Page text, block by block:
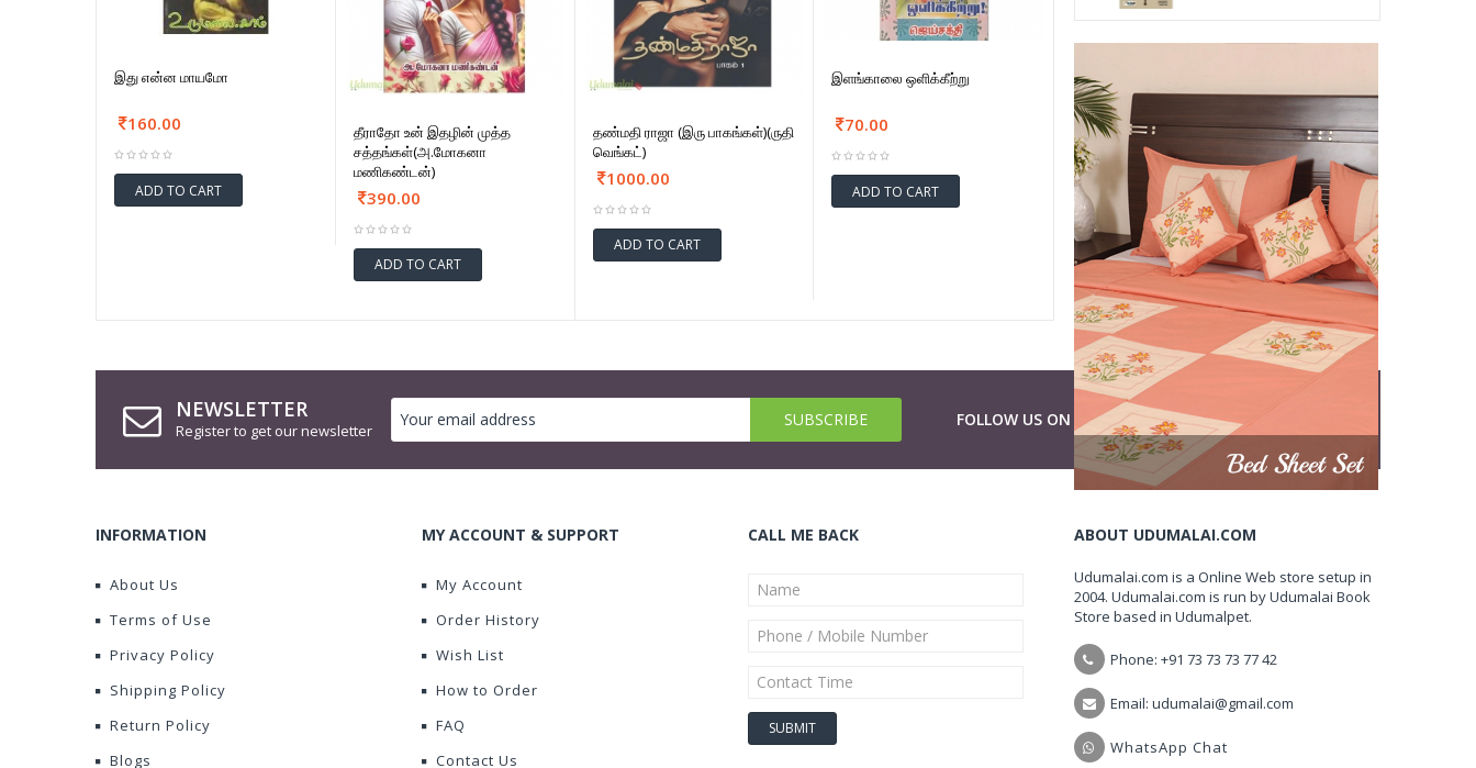
இது என்ன மாயமோ
160.00
ADD TO CART
தீராதோ உன் இதழின் முத்த
சத்தங்கள்(அ.மோகனா
மணிகண்டன்)
390.00
ADD TO CART
தண்மதி ராஜா (இரு பாகங்கள்)(ருதி
வெங்கட்)
1000.00
ADD TO CART
இளங்காலை ஒளிக்கீற்று
70.00
ADD TO CART
NEWSLETTER
Register to get our newsletter
FOLLOW US ON
INFORMATION
About Us
Terms of Use
Privacy Policy
Shipping Policy
Return Policy
Blogs
MY ACCOUNT & SUPPORT
My Account
Order History
Wish List
How to Order
FAQ
Contact Us
CALL ME BACK ABOUT UDUMALAI.COM
Udumalai.com is a Online Web store setup in
2004. Udumalai.com is run by Udumalai Book
Store based in Udumalpet.
Phone: +91 73 73 73 77 42
Email: udumalai@gmail.com
WhatsApp Chat